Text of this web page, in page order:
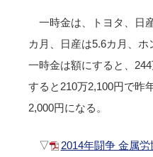
一時金は、トヨタ、日
カ月、日産は5.6カ月、
一時金は額にすると、
すると210万2,100円で昨
2,000円になる。
▽ 2014年闘争 金属